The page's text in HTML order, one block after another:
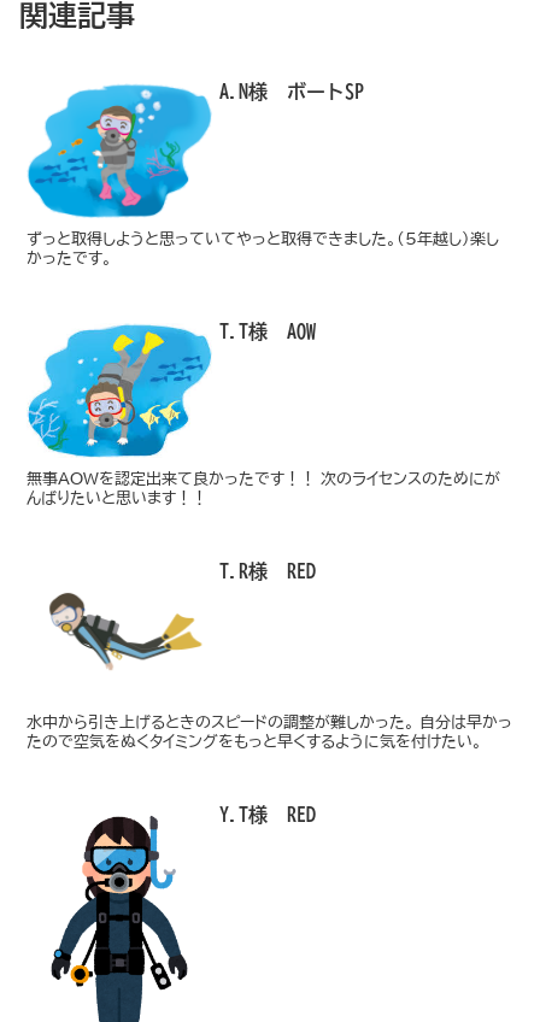
関連記事
A.N様 ボートSP
ずっと取得しようと思っていてやっと取得できました。（5年越し）楽し
かったです。
T.T様 AOW
無事AOWを認定出来て良かったです！！ 次のライセンスのためにが
んばりたいと思います！！
T.R様 RED
水中から引き上げるときのスピードの調整が難しかった。 自分は早かっ
たので空気をぬくタイミングをもっと早くするように気を付けたい。
Y.T様 RED